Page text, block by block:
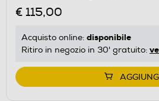
€ 115,00
Acquisto online: disponibile
Ritiro in negozio in 30' gratuito: